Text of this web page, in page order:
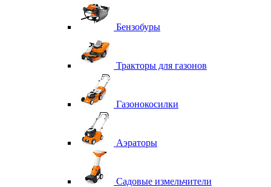
Бензобуры
Тракторы для газонов
Газонокосилки
Аэраторы
Садовые измельчители